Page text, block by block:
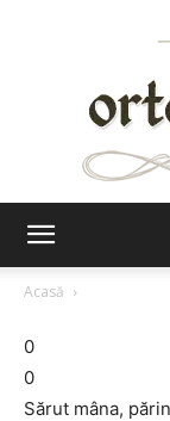
Acasă
0
0
Sărut mâna,